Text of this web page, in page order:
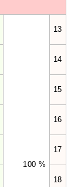
100 %
13
14
15
16
17
18